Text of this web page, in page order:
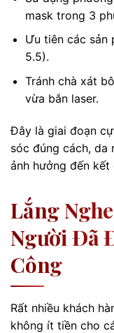
mask trong 3
Ưu tiên các sản
5.5).
Tránh chà xát
vừa bắn laser.
Đây là giai đoạn
sóc đúng cách,
ảnh hưởng đến
Lắng
Người Đã
Công
Rất nhiều khách
không ít tiền cho